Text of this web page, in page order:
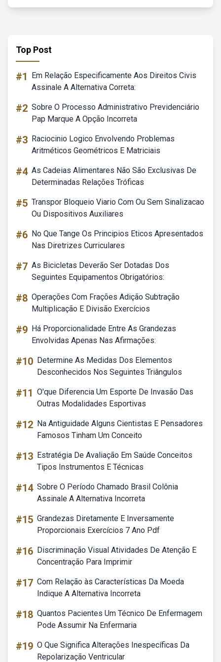
Top Post
#1
Em Relação Especificamente Aos Direitos Civis
Assinale A Alternativa Correta:
#2 Sobre O Processo Administrativo Previdenciário
Pap Marque A Opção Incorreta
#3 Raciocinio Logico Envolvendo Problemas
Aritméticos Geométricos E Matriciais
#4 As Cadeias Alimentares Não São Exclusivas De
Determinadas Relações Tróficas
#5 Transpor Bloqueio Viario Com Ou Sem Sinalizacao
Ou Dispositivos Auxiliares
#6 No Que Tange Os Principios Eticos Apresentados
Nas Diretrizes Curriculares
#7 As Bicicletas Deverão Ser Dotadas Dos
Seguintes Equipamentos Obrigatórios:
#8 Operações Com Frações Adição Subtração
Multiplicação E Divisão Exercícios
#9 Há Proporcionalidade Entre As Grandezas
Envolvidas Apenas Nas Afirmações:
#10 Determine As Medidas Dos Elementos
Desconhecidos Nos Seguintes Triângulos
#11 O'que Diferencia Um Esporte De Invasão Das
Outras Modalidades Esportivas
#12 Na Antiguidade Alguns Cientistas E Pensadores
Famosos Tinham Um Conceito
#13 Estratégia De Avaliação Em Saúde Conceitos
Tipos Instrumentos E Técnicas
#14 Sobre O Período Chamado Brasil Colônia
Assinale A Alternativa Incorreta
#15 Grandezas Diretamente E Inversamente
Proporcionais Exercícios 7 Ano Pdf
#16 Discriminação Visual Atividades De Atenção E
Concentração Para Imprimir
#17 Com Relação às Características Da Moeda
Indique A Alternativa Incorreta
#18 Quantos Pacientes Um Técnico De Enfermagem
Pode Assumir Na Enfermaria
#19 O Que Significa Alterações Inespecíficas Da
Repolarização Ventricular